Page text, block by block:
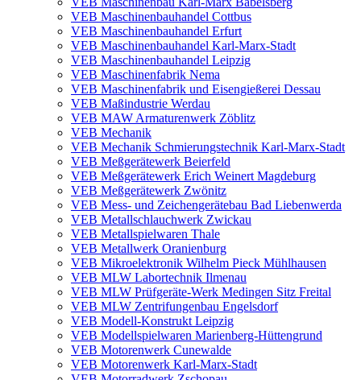
VEB Maschinenbauhandel Cottbus
VEB Maschinenbauhandel Erfurt
VEB Maschinenbauhandel Karl-Marx-Stadt
VEB Maschinenbauhandel Leipzig
VEB Maschinenfabrik Nema
VEB Maschinenfabrik und Eisengießerei Dessau
VEB Maßindustrie Werdau
VEB MAW Armaturenwerk Zöblitz
VEB Mechanik
VEB Mechanik Schmierungstechnik Karl-Marx-Stadt
VEB Meßgerätewerk Beierfeld
VEB Meßgerätewerk Erich Weinert Magdeburg
VEB Meßgerätewerk Zwönitz
VEB Mess- und Zeichengerätebau Bad Liebenwerda
VEB Metallschlauchwerk Zwickau
VEB Metallspielwaren Thale
VEB Metallwerk Oranienburg
VEB Mikroelektronik Wilhelm Pieck Mühlhausen
VEB MLW Labortechnik Ilmenau
VEB MLW Prüfgeräte-Werk Medingen Sitz Freital
VEB MLW Zentrifungenbau Engelsdorf
VEB Modell-Konstrukt Leipzig
VEB Modellspielwaren Marienberg-Hüttengrund
VEB Motorenwerk Cunewalde
VEB Motorenwerk Karl-Marx-Stadt